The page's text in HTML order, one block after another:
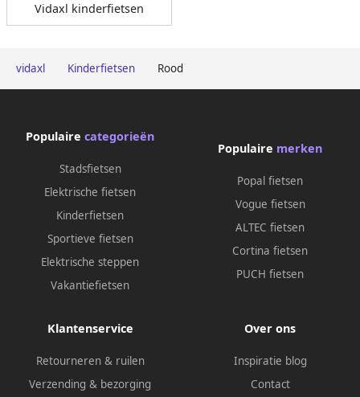
vidaxl Kinderfietsen Rood
Vidaxl kinderfietsen
Populaire categorieën
Stadsfietsen
Elektrische fietsen
Kinderfietsen
Sportieve fietsen
Elektrische steppen
Vakantiefietsen
Populaire merken
Popal fietsen
Vogue fietsen
ALTEC fietsen
Cortina fietsen
PUCH fietsen
Klantenservice
Retourneren & ruilen
Verzending & bezorging
Over ons
Inspiratie blog
Contact